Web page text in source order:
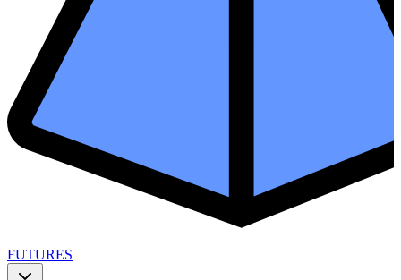
FUTURES